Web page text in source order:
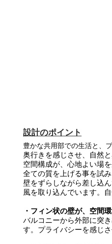
設計のポイント
豊かな共用部での生活と、
奥行きを感じさせ、自然
空間構成が、心地よい場
全ての質を上げる事を試み
壁をずらしながら差し込
風を取り込んでいます。
・フィン状の壁が、空間
バルコニーから外部に突
す。プライバシーを感じ